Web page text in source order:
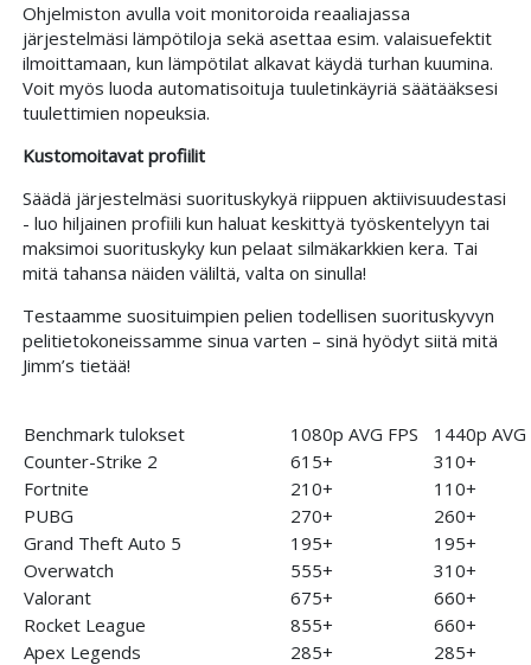
Ohjelmiston avulla voit monitoroida reaaliajassa
järjestelmäsi lämpötiloja sekä asettaa esim. valaisuefektit
ilmoittamaan, kun lämpötilat alkavat käydä turhan kuumina.
Voit myös luoda automatisoituja tuuletinkäyriä säätääksesi
tuulettimien nopeuksia.
Kustomoitavat profiilit
Säädä järjestelmäsi suorituskykyä riippuen aktiivisuudestasi
- luo hiljainen profiili kun haluat keskittyä työskentelyyn tai
maksimoi suorituskyky kun pelaat silmäkarkkien kera. Tai
mitä tahansa näiden väliltä, valta on sinulla!
Testaamme suosituimpien pelien todellisen suorituskyvyn
pelitietokoneissamme sinua varten – sinä hyödyt siitä mitä
Jimm’s tietää!
Benchmark tulokset 1080p AVG FPS
1440p AVG
Counter-Strike 2
615+
310+
Fortnite
210+
110+
PUBG
270+
260+
Grand Theft Auto 5
195+
195+
Overwatch
555+
310+
Valorant
675+
660+
Rocket League
855+
660+
Apex Legends
285+
285+